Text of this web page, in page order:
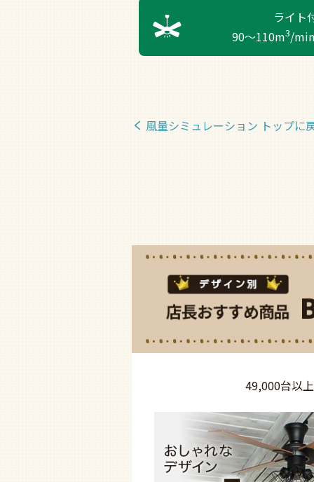
ライト
90～110m3/
風量シミュレーション トップに
49,000台以